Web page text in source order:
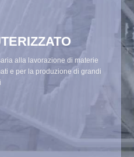
alla lavorazione di materie
e per la produzione di grandi